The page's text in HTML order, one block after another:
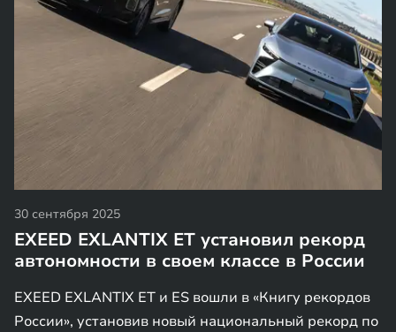
30 сентября 2025
EXEED EXLANTIX ET установил рекорд
автономности в своем классе в России
EXEED EXLANTIX ET и ES вошли в «Книгу рекордов
России», установив новый национальный рекорд по